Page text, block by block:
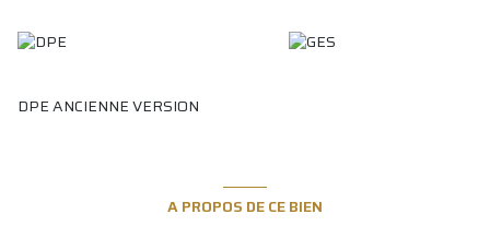
DPE ANCIENNE VERSION
A PROPOS DE CE BIEN